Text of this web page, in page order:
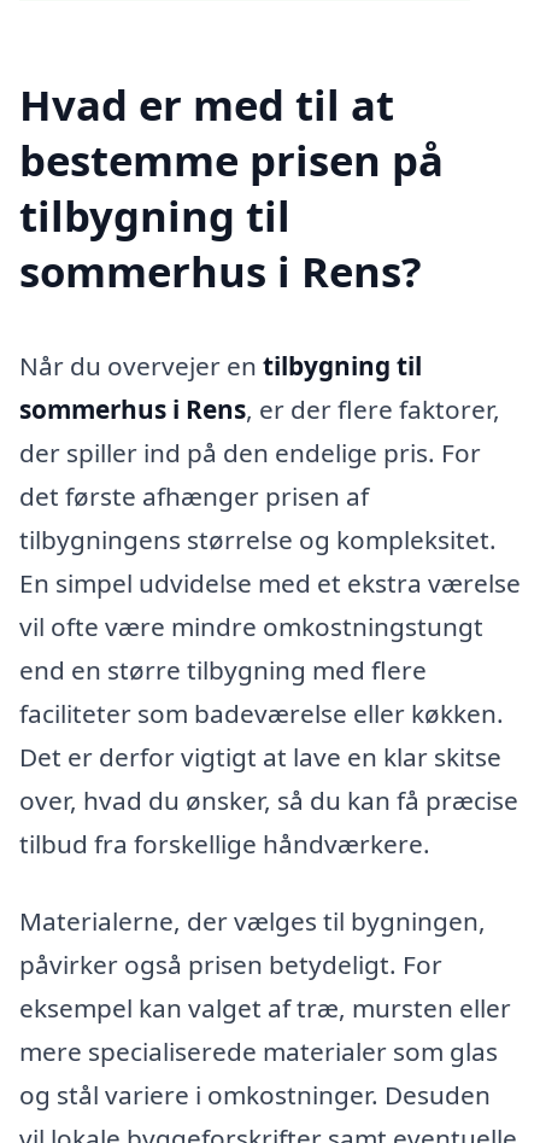
Hvad er med til at
bestemme prisen på
tilbygning til
sommerhus i Rens?
Når du overvejer en tilbygning til
sommerhus i Rens, er der flere faktorer,
der spiller ind på den endelige pris. For
det første afhænger prisen af
tilbygningens størrelse og kompleksitet.
En simpel udvidelse med et ekstra værelse
vil ofte være mindre omkostningstungt
end en større tilbygning med flere
faciliteter som badeværelse eller køkken.
Det er derfor vigtigt at lave en klar skitse
over, hvad du ønsker, så du kan få præcise
tilbud fra forskellige håndværkere.
Materialerne, der vælges til bygningen,
påvirker også prisen betydeligt. For
eksempel kan valget af træ, mursten eller
mere specialiserede materialer som glas
og stål variere i omkostninger. Desuden